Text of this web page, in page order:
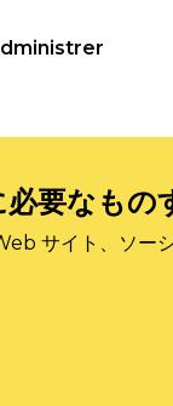
要なもの
サイト、ソー